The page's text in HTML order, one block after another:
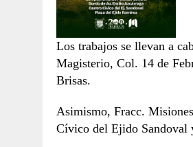
Los trabajos se llevan a
Magisterio, Col. 14 de
Brisas.
Asimismo, Fracc.
Cívico del Ejido Sandoval